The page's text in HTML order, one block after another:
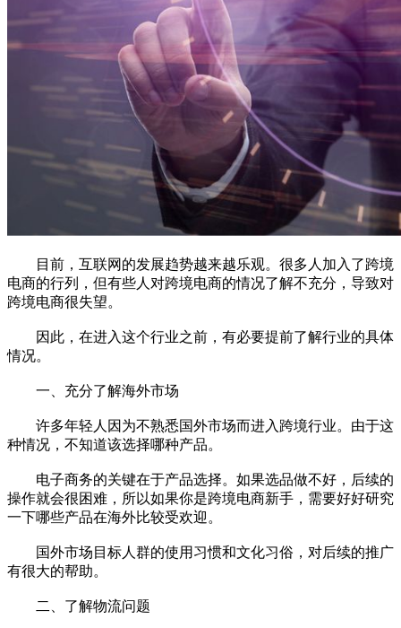
目前，互联网的发展趋势越来越乐观。很多人加入了跨境
电商的行列，但有些人对跨境电商的情况了解不充分，导致对
跨境电商很失望。
因此，在进入这个行业之前，有必要提前了解行业的具体
情况。
一、充分了解海外市场
许多年轻人因为不熟悉国外市场而进入跨境行业。由于这
种情况，不知道该选择哪种产品。
电子商务的关键在于产品选择。如果选品做不好，后续的
操作就会很困难，所以如果你是跨境电商新手，需要好好研究
一下哪些产品在海外比较受欢迎。
国外市场目标人群的使用习惯和文化习俗，对后续的推广
有很大的帮助。
二、了解物流问题